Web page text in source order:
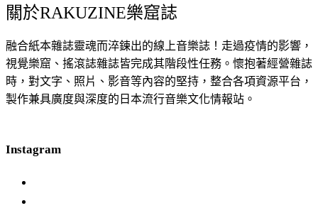
關於RAKUZINE樂窟誌
融合紙本雜誌靈魂而淬鍊出的線上音樂誌！走過疫情的影響，
視覺樂窟、搖滾誌雜誌皆完成其階段性任務。懷抱著經營雜誌
時，對文字、照片、影音等內容的堅持，整合各項資源平台，
製作兼具廣度與深度的日本流行音樂文化情報站。
Instagram